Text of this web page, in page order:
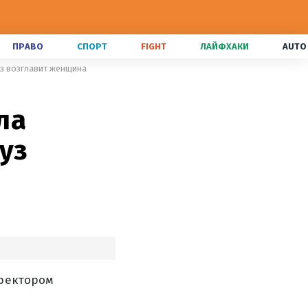
ПРАВО СПОРТ FIGHT ЛАЙФХАКИ AUTO
возглавит женщина